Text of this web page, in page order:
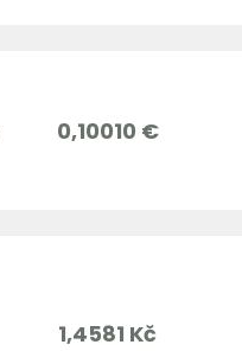
0,10010 €
1,4581 Kč